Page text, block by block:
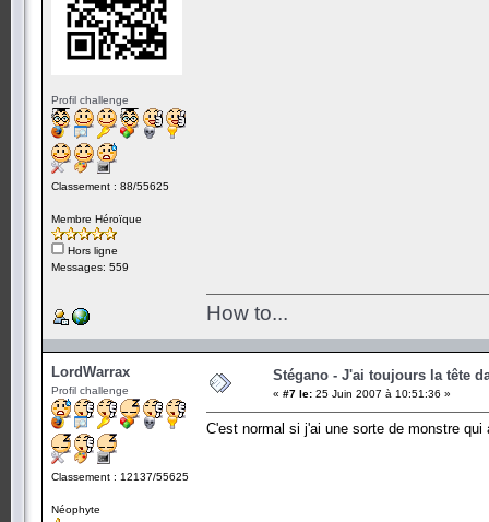
Profil challenge
Classement : 88/55625
Membre Héroïque
Hors ligne
Messages: 559
How to...
LordWarrax
Profil challenge
Classement : 12137/55625
Néophyte
Stégano - J'ai toujours la tête
« #7 le: 25 Juin 2007 à 10:51:36 »
C'est normal si j'ai une sorte de monstre qui